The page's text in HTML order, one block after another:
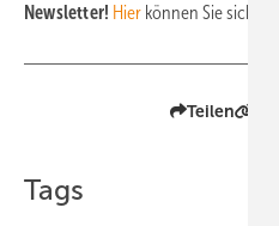
Newsletter! Hier können Sie sich
Teilen
Tags